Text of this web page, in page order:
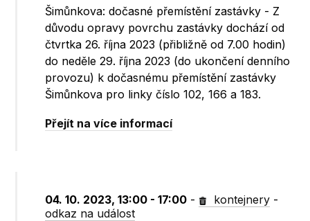
Šimůnkova: dočasné přemístění zastávky - Z
důvodu opravy povrchu zastávky dochází od
čtvrtka 26. října 2023 (přibližně od 7.00 hodin)
do neděle 29. října 2023 (do ukončení denního
provozu) k dočasnému přemístění zastávky
Šimůnkova pro linky číslo 102, 166 a 183.
Přejít na více informací
04. 10. 2023, 13:00 - 17:00 - kontejnery -
odkaz na událost